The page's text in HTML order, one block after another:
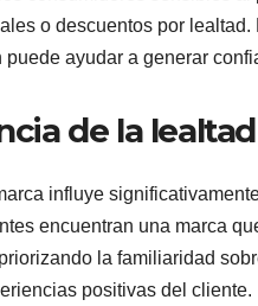
o descuentos por
puede ayudar a generar
de la
influye
encuentran una marca
la familiaridad
positivas del cliente.